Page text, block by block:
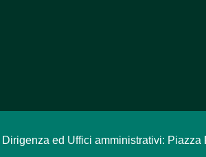
Dirigenza ed Uffici amministrativi: Piazza